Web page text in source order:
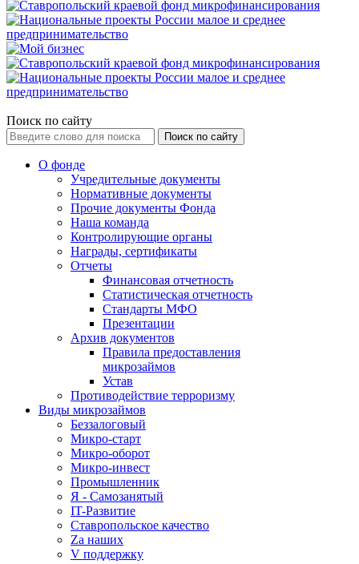
Поиск по сайту
Поиск по сайту
О фонде
Учредительные документы
Нормативные документы
Прочие документы Фонда
Наша команда
Контролирующие органы
Награды, сертификаты
Отчеты
Финансовая отчетность
Статистическая отчетность
Стандарты МФО
Презентации
Архив документов
Правила предоставления
микрозаймов
Устав
Противодействие терроризму
Виды микрозаймов
Беззалоговый
Микро-старт
Микро-оборот
Микро-инвест
Промышленник
Я - Самозанятый
IT-Развитие
Ставропольское качество
Za наших
V поддержку